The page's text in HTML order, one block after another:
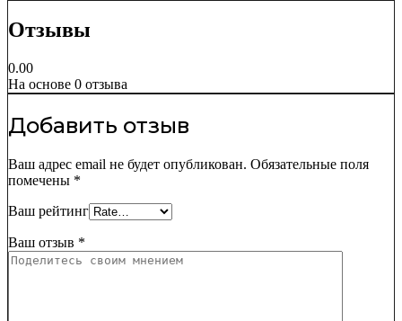
Отзывы
0.00
На основе 0 отзыва
Добавить отзыв
Ваш адрес email не будет опубликован. Обязательные поля
помечены *
Ваш рейтинг
Ваш отзыв *